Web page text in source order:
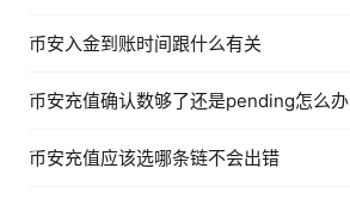
币安入金到账时间跟什么有关
币安充值确认数够了还是pending怎么办
币安充值应该选哪条链不会出错